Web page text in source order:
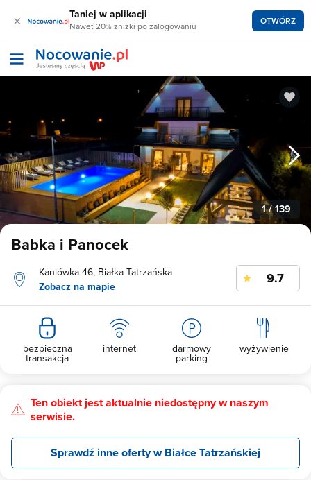
× Taniej w aplikacji
Nawet 20% zniżki po zalogowaniu OTWÓRZ
1/ 139
Babka i Panocek
Kaniówka 46, Białka Tatrzańska
Zobacz na mapie
9.7
bezpieczna
transakcja
internet darmowy
parking
wyżywienie
Ten obiekt jest aktualnie niedostępny w naszym
serwisie.
Sprawdź inne oferty w Białce Tatrzańskiej